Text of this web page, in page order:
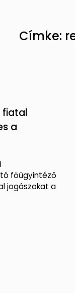
Címke:
fiatal
a
főügyintéző
jogászokat a